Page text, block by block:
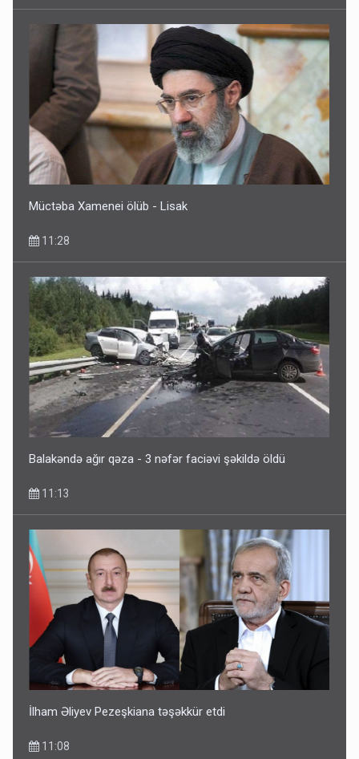
Müctəba Xamenei ölüb - Lisak
11:28
Balakəndə ağır qəza - 3 nəfər faciəvi şəkildə öldü
11:13
İlham Əliyev Pezeşkiana təşəkkür etdi
11:08